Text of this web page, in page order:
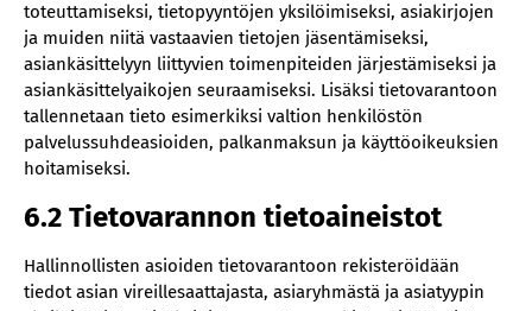
toteuttamiseksi, tietopyyntöjen yksilöimiseksi, asiakirjojen
ja muiden niitä vastaavien tietojen jäsentämiseksi,
asiankäsittelyyn liittyvien toimenpiteiden järjestämiseksi ja
asiankäsittelyaikojen seuraamiseksi. Lisäksi tietovarantoon
tallennetaan tieto esimerkiksi valtion henkilöstön
palvelussuhdeasioiden, palkanmaksun ja käyttöoikeuksien
hoitamiseksi.
6.2 Tietovarannon tietoaineistot
Hallinnollisten asioiden tietovarantoon rekisteröidään
tiedot asian vireillesaattajasta, asiaryhmästä ja asiatyypin